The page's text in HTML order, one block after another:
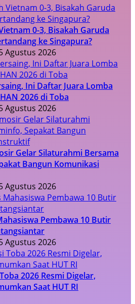
0-3, Bisakah Garuda
ke Singapura?
Agustus 2026
Ini Daftar Juara Lomba
2026 di Toba
Agustus 2026
Gelar Silaturahmi Bersama
Bangun Komunikasi
Agustus 2026
Pembawa 10 Butir
Agustus 2026
2026 Resmi Digelar,
Saat HUT RI